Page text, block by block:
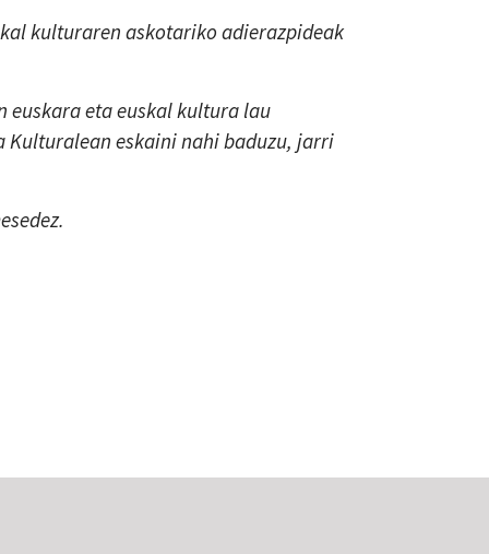
kulturaren askotariko adierazpideak
euskara eta euskal kultura lau
Kulturalean eskaini nahi baduzu, jarri